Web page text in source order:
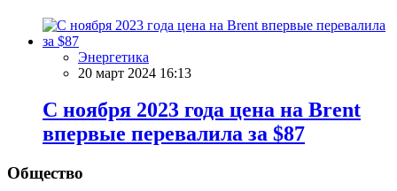
Энергетика
20 март 2024 16:13
С ноября 2023 года цена на Brent
впервые перевалила за $87
Общество